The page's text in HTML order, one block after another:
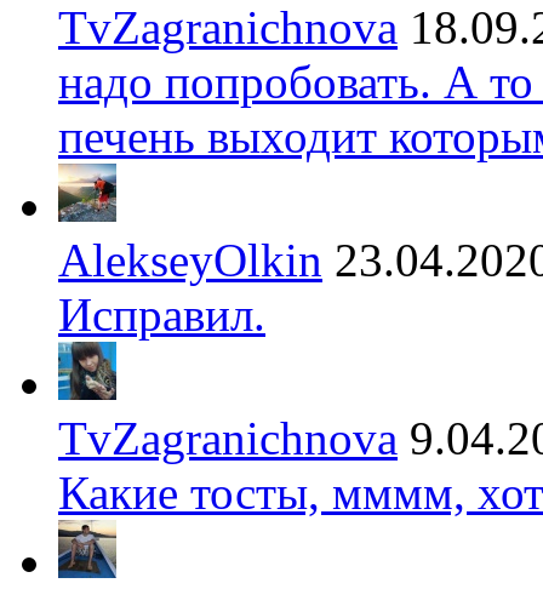
TvZagranichnova
надо попробовать. А
печень выходит
AlekseyOlkin
Исправил.
TvZagranichnova
Какие тосты, мммм,